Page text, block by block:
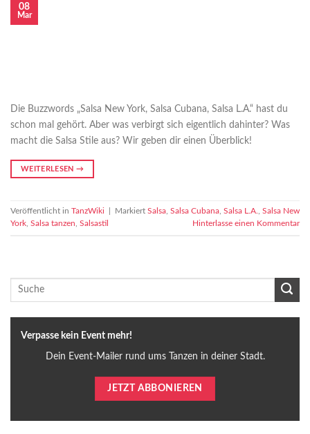
08
Mar
Die Buzzwords „Salsa New York, Salsa Cubana, Salsa L.A.“ hast du
schon mal gehört. Aber was verbirgt sich eigentlich dahinter? Was
macht die Salsa Stile aus? Wir geben dir einen Überblick!
WEITERLESEN →
Veröffentlicht in TanzWiki Markiert Salsa Salsa Cubana Salsa L.A.
Salsa New
York Salsa tanzen Salsastil Hinterlasse einen Kommentar
Verpasse kein Event mehr!
Dein Event-Mailer rund ums Tanzen in deiner Stadt.
JETZT ABBONIEREN